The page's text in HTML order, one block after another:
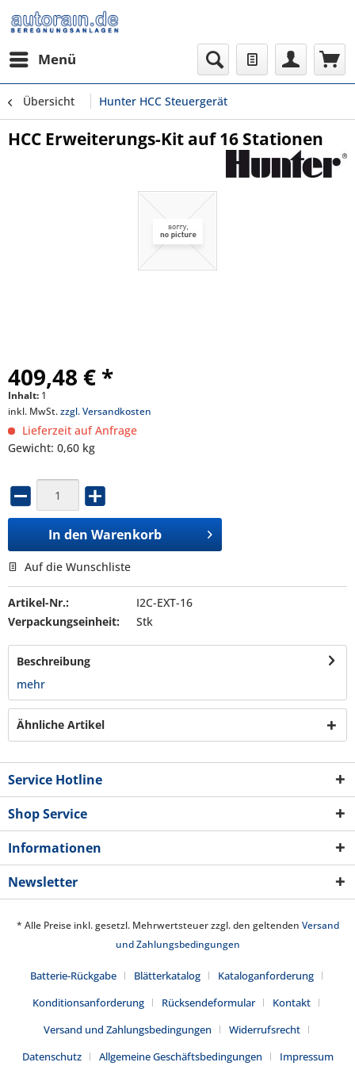
Menü
Übersicht Hunter HCC Steuergerät
HCC Erweiterungs-Kit auf 16 Stationen
409,48 € *
Inhalt: 1
inkl. MwSt.zzgl. Versandkosten
Lieferzeit auf Anfrage
Gewicht: 0,60 kg
In den Warenkorb
Auf die Wunschliste
Artikel-Nr.:
I2C-EXT-16
Verpackungseinheit:
Stk
Beschreibung
mehr
Ähnliche Artikel
Service Hotline
Shop Service
Informationen
Newsletter
* Alle Preise inkl. gesetzl. Mehrwertsteuer zzgl. den geltenden Versand
und Zahlungsbedingungen
Batterie-Rückgabe Blätterkatalog
Kataloganforderung
Konditionsanforderung
Rücksendeformular
Kontakt
Versand und Zahlungsbedingungen
Widerrufsrecht
Datenschutz
Allgemeine Geschäftsbedingungen Impressum